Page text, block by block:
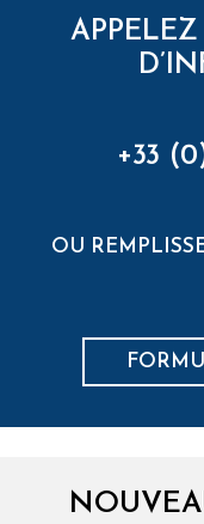
+33
OU